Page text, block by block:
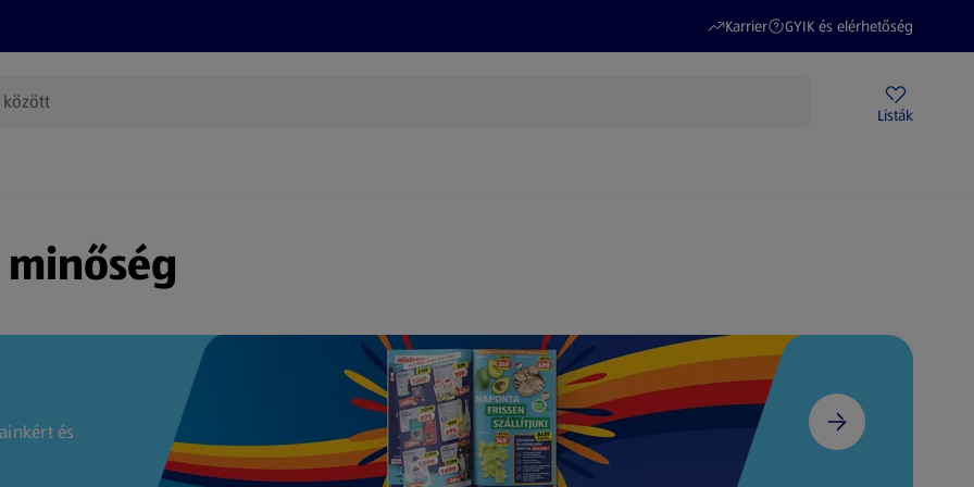
Karrier
(új oldalon nyílik meg)
GYIK és elérhetőség
(új oldalon nyílik meg)
Listák
és